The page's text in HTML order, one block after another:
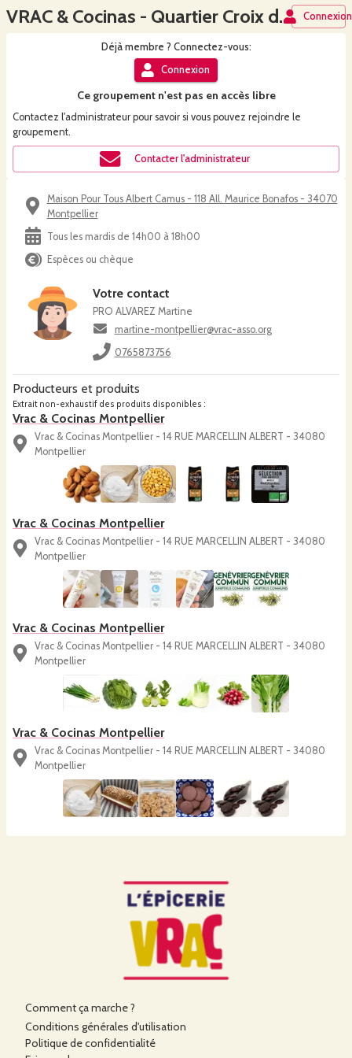
VRAC & Cocinas - Quartier Croix d'Argent - MPT Albert Camus Connexion
Déjà membre ? Connectez-vous:
Connexion
Ce groupementn'est pas en accès libre
Contactez l'administrateur pour savoir si vous pouvez rejoindre le
groupement.
Contacter l'administrateur
Maison Pour Tous Albert Camus - 118 All. Maurice Bonafos - 34070
Montpellier
Tous les mardis de 14h00 à 18h00
Espèces ou chèque
Votre contact
PRO ALVAREZ Martine
martine-montpellier@vrac-asso.org
0765873756
Producteurs et produits
Extrait non-exhaustif des produits disponibles :
Vrac & Cocinas Montpellier
Vrac & Cocinas Montpellier - 14 RUE MARCELLIN ALBERT - 34080
Montpellier
Vrac & Cocinas Montpellier
Vrac & Cocinas Montpellier - 14 RUE MARCELLIN ALBERT - 34080
Montpellier
Vrac & Cocinas Montpellier
Vrac & Cocinas Montpellier - 14 RUE MARCELLIN ALBERT - 34080
Montpellier
Vrac & Cocinas Montpellier
Vrac & Cocinas Montpellier - 14 RUE MARCELLIN ALBERT - 34080
Montpellier
Comment ça marche ?
Conditions générales d'utilisation
Politique de confidentialité